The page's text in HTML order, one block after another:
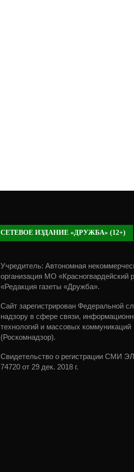
СЕТЕВОЕ ИЗДАНИЕ «ДРУЖБА» (12+)
Учредитель: Автономная
организация МО «Красногвардейский
«Редакция газеты «Дружба».
Сайт зарегистрирован Федеральной
надзору в сфере связи,
технологий и массовых коммуникаций
(Роскомнадзор).
Свидетельство о регистрации СМИ
74720 от 29 дек. 2018 г.